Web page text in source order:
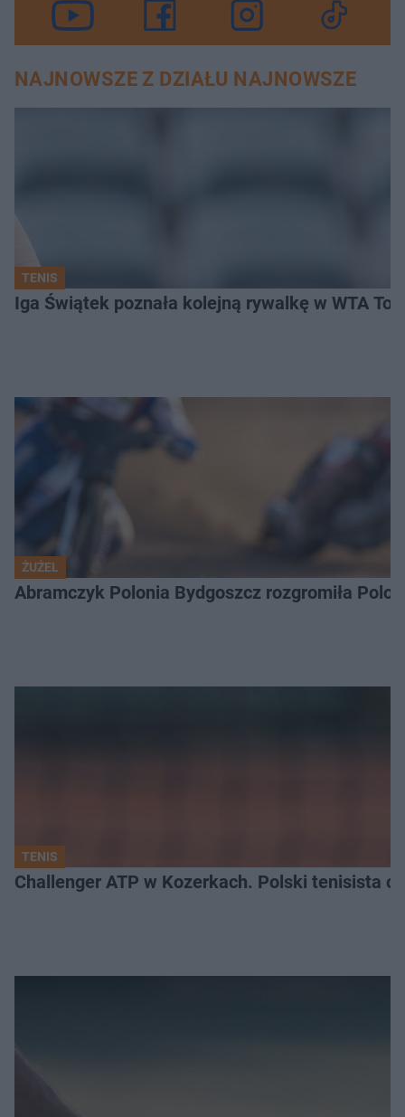
NAJNOWSZE Z DZIAŁU NAJNOWSZE
TENIS
Iga Świątek poznała kolejną rywalkę w WTA
ŻUŻEL
Abramczyk Polonia Bydgoszcz rozgromiła
TENIS
Challenger ATP w Kozerkach. Polski tenisista